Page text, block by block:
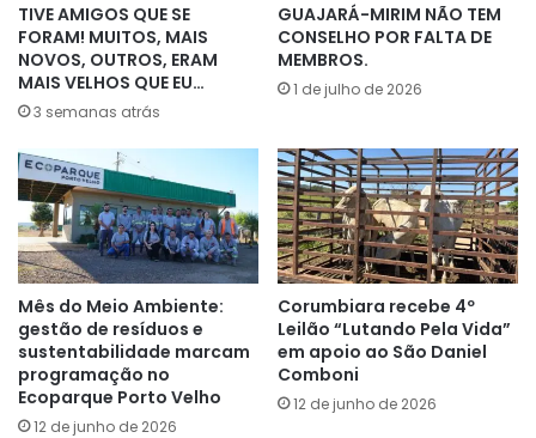
TIVE AMIGOS QUE SE
FORAM! MUITOS, MAIS
NOVOS, OUTROS, ERAM
MAIS VELHOS QUE EU…
3 semanas atrás
GUAJARÁ-MIRIM NÃO TEM
CONSELHO POR FALTA DE
MEMBROS.
1 de julho de 2026
Mês do Meio Ambiente:
gestão de resíduos e
sustentabilidade marcam
programação no
Ecoparque Porto Velho
12 de junho de 2026
Corumbiara recebe 4º
Leilão “Lutando Pela Vida”
em apoio ao São Daniel
Comboni
12 de junho de 2026